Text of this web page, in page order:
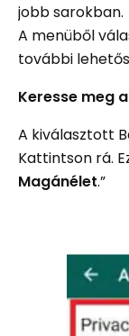
jobb sarokban.
A menüből
további
Keresse meg
A kiválasztott
Kattintson rá.
Magánélet.”